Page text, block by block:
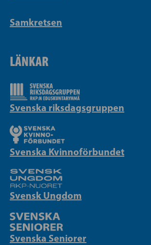
Samkretsen
LÄNKAR
Svenska riksdagsgruppen
Svenska Kvinnoförbundet
Svensk Ungdom
Svenska Seniorer